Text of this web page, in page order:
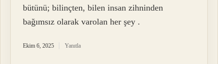
bütünü; bilinçten, bilen insan zihninden
bağımsız olarak varolan her şey .
Ekim 6, 2025 Yanıtla